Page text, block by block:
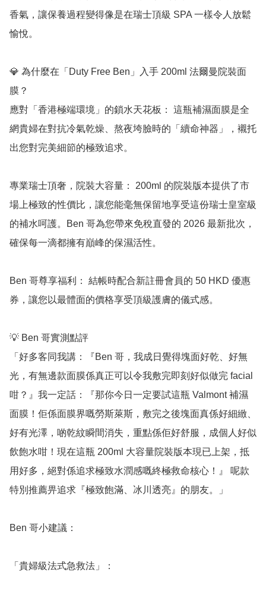
香氣，讓保養過程變得像是在瑞士頂級 SPA 一樣令人放鬆
愉悅。
💎 為什麼在「Duty Free Ben」入手 200ml 法爾曼院裝面
膜？
應對「香港極端環境」的鎖水天花板： 這瓶補濕面膜是全
網貴婦在對抗冷氣乾燥、熬夜垮臉時的「續命神器」，襯托
出您對完美細節的極致追求。
專業瑞士頂奢，院裝大容量： 200ml 的院裝版本提供了市
場上極致的性價比，讓您能毫無保留地享受這份瑞士皇室級
的補水呵護。Ben 哥為您帶來免稅直發的 2026 最新批次，
確保每一滴都擁有巔峰的保濕活性。
Ben 哥尊享福利： 結帳時配合新註冊會員的 50 HKD 優惠
券，讓您以最體面的價格享受頂級護膚的儀式感。
💡 Ben 哥實測點評
「好多客同我講：『Ben 哥，我成日覺得塊面好乾、好無
光，有無邊款面膜係真正可以令我敷完即刻好似做完 facial
咁？』我一定話：『那你今日一定要試這瓶 Valmont 補濕
面膜！佢係面膜界嘅勞斯萊斯，敷完之後塊面真係好細緻、
好有光澤，啲乾紋瞬間消失，重點係佢好舒服，成個人好似
飲飽水咁！現在這瓶 200ml 大容量院裝版本現已上架，抵
用好多，絕對係追求極致水潤感嘅終極救命核心！』 呢款
特別推薦畀追求『極致飽滿、冰川透亮』的朋友。」
Ben 哥小建議：
「貴婦級法式急救法」：